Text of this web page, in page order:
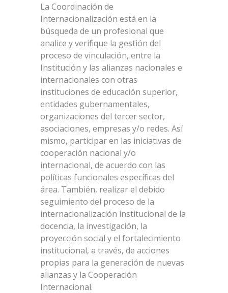
La Coordinación de
Internacionalización está en la
búsqueda de un profesional que
analice y verifique la gestión del
proceso de vinculación, entre la
Institución y las alianzas nacionales e
internacionales con otras
instituciones de educación superior,
entidades gubernamentales,
organizaciones del tercer sector,
asociaciones, empresas y/o redes. Así
mismo, participar en las iniciativas de
cooperación nacional y/o
internacional, de acuerdo con las
políticas funcionales específicas del
área. También, realizar el debido
seguimiento del proceso de la
internacionalización institucional de la
docencia, la investigación, la
proyección social y el fortalecimiento
institucional, a través, de acciones
propias para la generación de nuevas
alianzas y la Cooperación
Internacional.